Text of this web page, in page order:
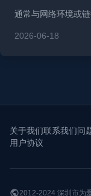
通常与网络环境或
2026-06-18
关于我们联系我们问
用户协议
2012-2024 深圳市为